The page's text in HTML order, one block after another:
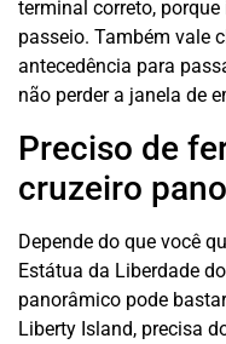
terminal correto,
passeio. Também vale
antecedência para
não perder a janela de
Preciso de
cruzeiro
Depende do que você
Estátua da Liberdade
panorâmico pode
Liberty Island, precisa